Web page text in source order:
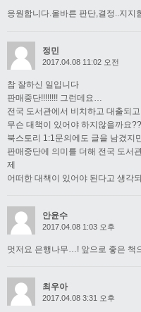
응원합니다.올바른 판단,결정..지지
정민
2017.04.08 11:02 오전
참 잘하신 일입니다
판매중단!!!!!!!! 그런데요…
전국 도서관에서 비치하고 대출되
무슨 대책이 있어야 하지않을까요
북스토리 1:1문의에도 글을 남겼지
판매중단에 의미를 더해 전국 도서
제
어떠한 대책이 있어야 된다고 생각
안윤수
2017.04.08 1:03 오후
멋저요 은행나무…! 앞으로 좋은 책
최우아
2017.04.08 3:31 오후